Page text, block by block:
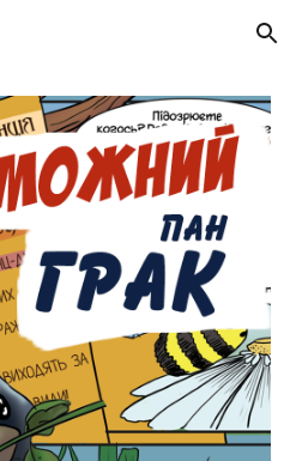
Skip to navigation